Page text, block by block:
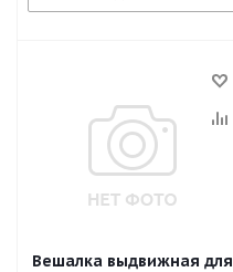
Вешалка выдвижная для